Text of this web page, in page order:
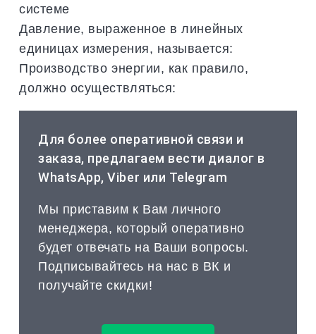
системе
Давление, выраженное в линейных
единицах измерения, называется:
Производство энергии, как правило,
должно осуществляться:
Для более оперативной связи и
заказа, предлагаем вести диалог в
WhatsApp, Viber или Telegram
Мы приставим к Вам личного
менеджера, который оперативно
будет отвечать на Ваши вопросы.
Подписывайтесь на нас в ВК и
получайте скидки!